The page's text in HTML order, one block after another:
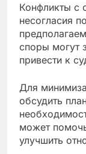
Конфликты с
несогласия
споры могут
привести к
Для
обсудить
может
улучшить